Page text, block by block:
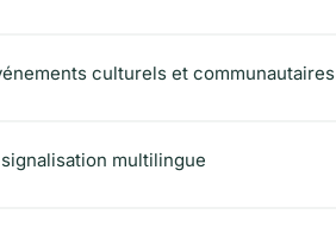
culturels et communautaires
multilingue